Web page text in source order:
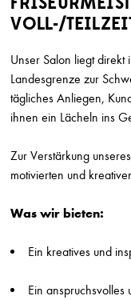
SUCHRADIUS
Friseur (m/w/d)
Potsdam
Solms
Friseur/ Meister (m/w/
München
VOLL-/
Unser Salon liegt direkt
Landesgrenze zur
tägliches Anliegen,
ihnen ein Lächeln ins
Zur Verstärkung
motivierten und
Was wir bieten:
Ein kreatives und
Ein anspruchsvolles